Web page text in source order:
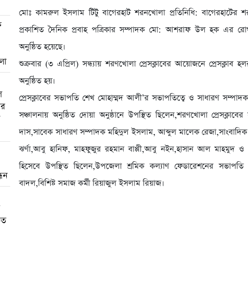
মোঃ কামরুল ইসলাম টিটু বাগেরহাট শরনখোলা প্রতিনিধি: বাগেরহাটের
প্রকাশিত দৈনিক প্রবাহ পত্রিকার সম্পাদক মো: আশরাফ উল হক এর
অনুষ্ঠিত হয়েছে।
শুক্রবার (৩ এপ্রিল) সন্ধ্যায় শরণখোলা প্রেসক্লাবের আয়োজনে প্রেসক্লাব
অনুষ্ঠিত হয়।
প্রেসক্লাবের সভাপতি শেখ মোহাম্মদ আলী’র সভাপতিত্বে ও সাধারণ
সঞ্চালনায় অনুষ্ঠিত দোয়া অনুষ্ঠানে উপস্থিত ছিলেন,শরণখোলা
দাস,সাবেক সাধারণ সম্পাদক মহিদুল ইসলাম, আব্দুল মালেক রেজা,সাংবাদিক
ঝর্ণা,আবু হানিফ, মাহফুজুর রহমান বাপ্পী,আবু নইন,হাসান আল মাহমুদ ও
হিসেবে উপস্থিত ছিলেন,উপজেলা শ্রমিক কল্যাণ ফেডারেশনের
বাদল,বিশিষ্ট সমাজ কর্মী রিয়াজুল ইসলাম রিয়াজ।